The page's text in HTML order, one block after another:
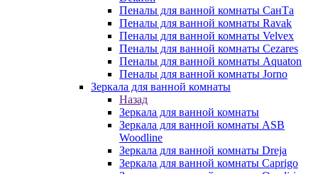
Пеналы для ванной комнаты СанТа
Пеналы для ванной комнаты Ravak
Пеналы для ванной комнаты Velvex
Пеналы для ванной комнаты Cezares
Пеналы для ванной комнаты Aquaton
Пеналы для ванной комнаты Jorno
Зеркала для ванной комнаты
Назад
Зеркала для ванной комнаты
Зеркала для ванной комнаты ASB
Woodline
Зеркала для ванной комнаты Dreja
Зеркала для ванной комнаты Caprigo